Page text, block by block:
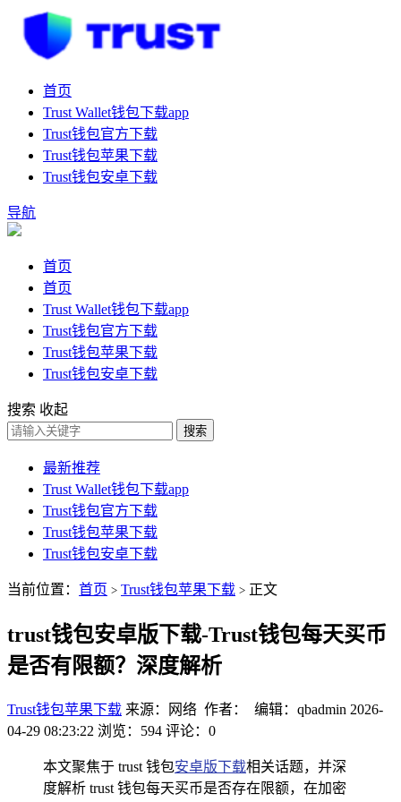
首页
Trust Wallet钱包下载app
Trust钱包官方下载
Trust钱包苹果下载
Trust钱包安卓下载
导航
首页
首页
Trust Wallet钱包下载app
Trust钱包官方下载
Trust钱包苹果下载
Trust钱包安卓下载
搜索 收起
搜索
最新推荐
Trust Wallet钱包下载app
Trust钱包官方下载
Trust钱包苹果下载
Trust钱包安卓下载
当前位置： 首页 > Trust钱包苹果下载 > 正文
trust钱包安卓版下载-Trust钱包每天买币
是否有限额？深度解析
Trust钱包苹果下载 来源：网络 作者： 编辑：qbadmin 2026-
04-29 08:23:22 浏览：594 评论：0
本文聚焦于 trust 钱包安卓版下载相关话题，并深
度解析 trust 钱包每天买币是否存在限额，在加密